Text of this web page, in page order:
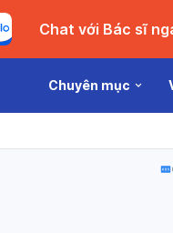
Chuyên mục